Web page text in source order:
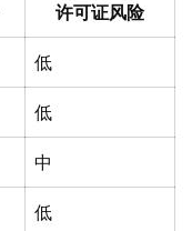
许可证风险
低
低
中
低